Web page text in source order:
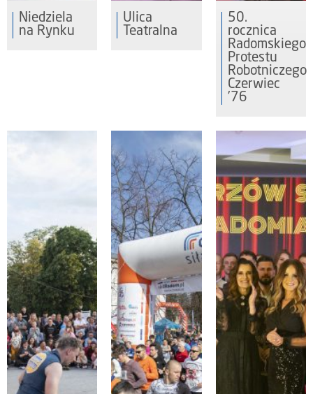
Niedziela
na Rynku
Ulica
Teatralna
50.
rocznica
Radomskiego
Protestu
Robotniczego
Czerwiec
’76